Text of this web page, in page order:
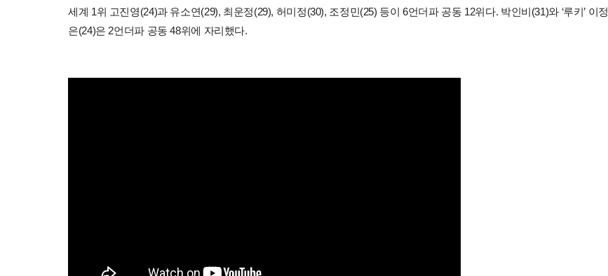
세계 1위 고진영(24)과 유소연(29), 최운정(29), 허미정(30), 조정민(25) 등이 6언더파 공동 12위다. 박인비(31)와 ‘루키’ 이정
은(24)은 2언더파 공동 48위에 자리했다.